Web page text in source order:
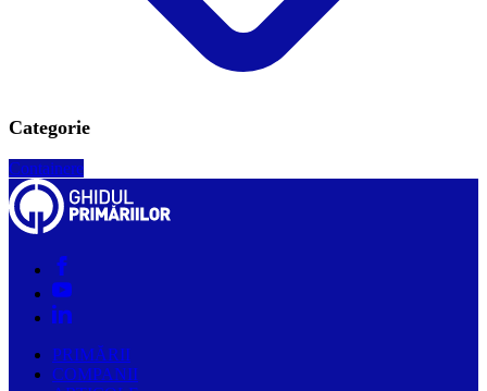
Categorie
Containere
PRIMĂRII
COMPANII